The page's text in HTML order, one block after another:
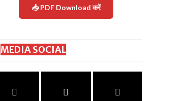
📥 PDF Download करें
MEDIA SOCIAL